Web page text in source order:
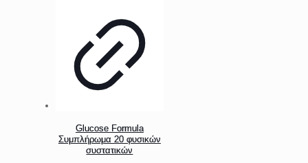
Glucose Formula
Συμπλήρωμα 20 φυσικών
συστατικών